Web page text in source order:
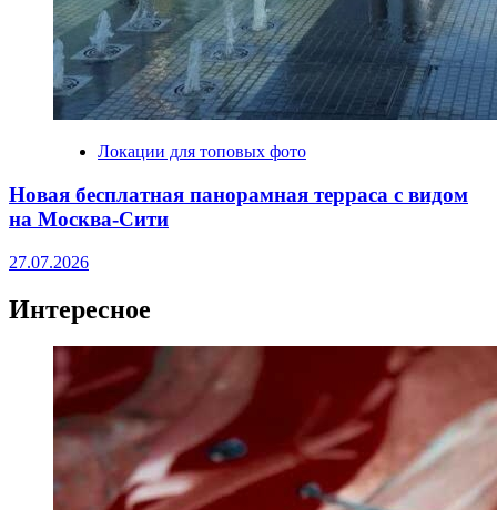
Локации для топовых фото
Новая бесплатная панорамная терраса с видом
на Москва-Сити
27.07.2026
Интересное